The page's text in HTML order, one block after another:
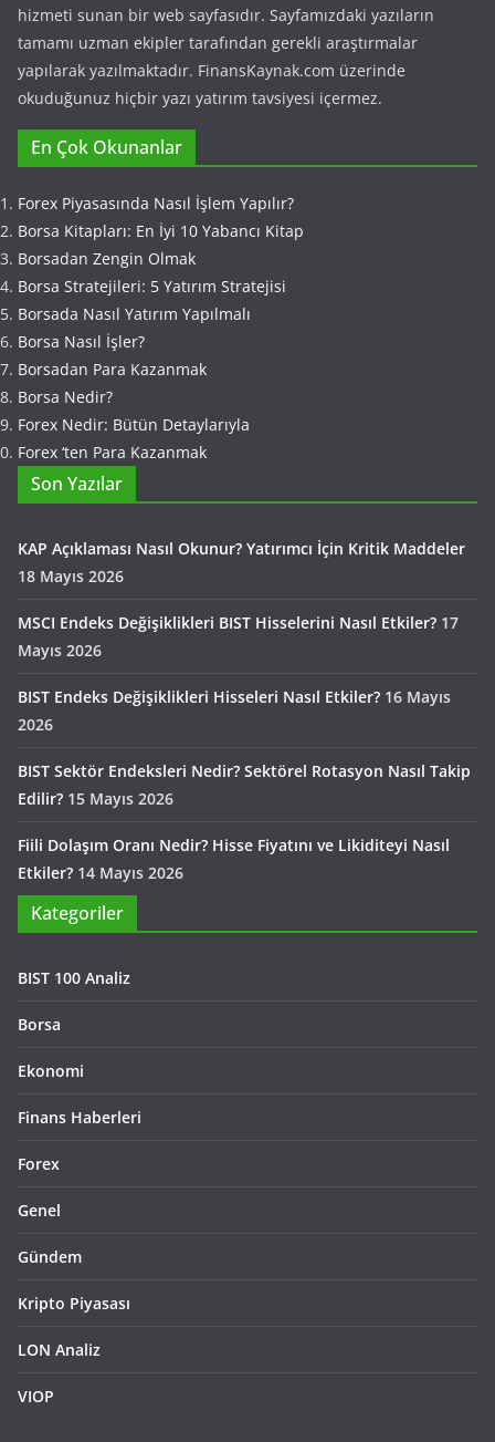
hizmeti sunan bir web sayfasıdır. Sayfamızdaki yazıların
tamamı uzman ekipler tarafından gerekli araştırmalar
yapılarak yazılmaktadır. FinansKaynak.com üzerinde
okuduğunuz hiçbir yazı yatırım tavsiyesi içermez.
En Çok Okunanlar
Forex Piyasasında Nasıl İşlem Yapılır?
Borsa Kitapları: En İyi 10 Yabancı Kitap
Borsadan Zengin Olmak
Borsa Stratejileri: 5 Yatırım Stratejisi
Borsada Nasıl Yatırım Yapılmalı
Borsa Nasıl İşler?
Borsadan Para Kazanmak
Borsa Nedir?
Forex Nedir: Bütün Detaylarıyla
Forex ‘ten Para Kazanmak
Son Yazılar
KAP Açıklaması Nasıl Okunur? Yatırımcı İçin Kritik Maddeler
18 Mayıs 2026
MSCI Endeks Değişiklikleri BIST Hisselerini Nasıl Etkiler? 17
Mayıs 2026
BIST Endeks Değişiklikleri Hisseleri Nasıl Etkiler? 16 Mayıs
2026
BIST Sektör Endeksleri Nedir? Sektörel Rotasyon Nasıl Takip
Edilir? 15 Mayıs 2026
Fiili Dolaşım Oranı Nedir? Hisse Fiyatını ve Likiditeyi Nasıl
Etkiler? 14 Mayıs 2026
Kategoriler
BIST 100 Analiz
Borsa
Ekonomi
Finans Haberleri
Forex
Genel
Gündem
Kripto Piyasası
LON Analiz
VIOP